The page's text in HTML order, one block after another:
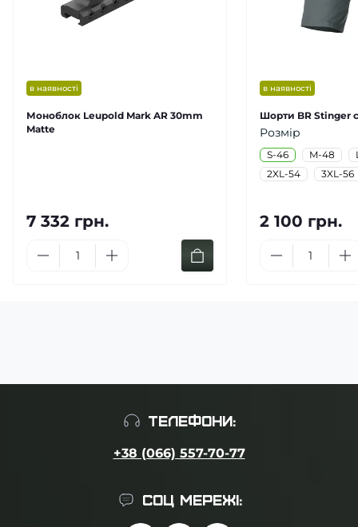
в наявності
Моноблок Leupold Mark AR 30mm
Matte
7 332 грн.
в наявності
Шорти BR Stinger
Розмір
S-46 M-48
2XL-54
3XL-56
2 100 грн.
ТЕЛЕФОНИ:
+38 (066) 557-70-77
СОЦ МЕРЕЖІ: